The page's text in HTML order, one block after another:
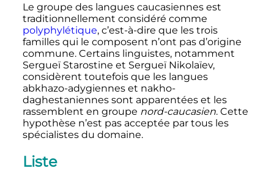
Le groupe des langues caucasiennes est
traditionnellement considéré comme
polyphylétique, c’est-à-dire que les trois
familles qui le composent n’ont pas d’origine
commune. Certains linguistes, notamment
Sergueï Starostine et Sergueï Nikolaïev,
considèrent toutefois que les langues
abkhazo-adygiennes et nakho-
daghestaniennes sont apparentées et les
rassemblent en groupe nord-caucasien. Cette
hypothèse n’est pas acceptée par tous les
spécialistes du domaine.
Liste